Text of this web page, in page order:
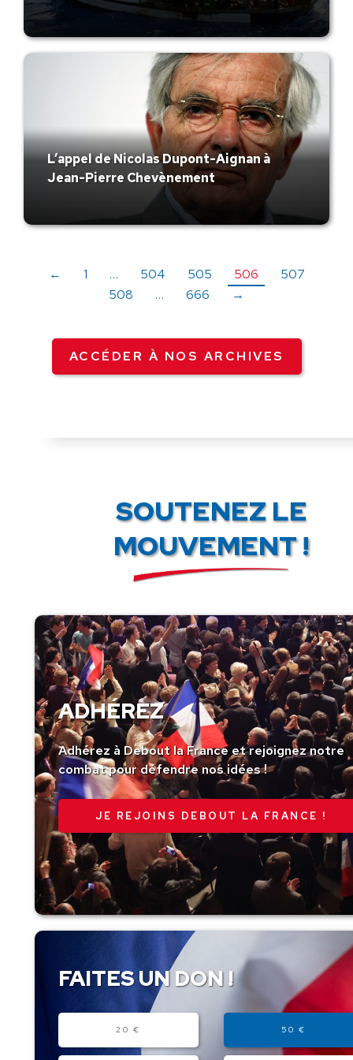
L’appel de Nicolas Dupont-Aignan à
Jean-Pierre Chevènement
← 1 … 504 505 506
507
508
… 666 →
ACCÉDER À NOS ARCHIVES
SOUTENEZ LE
MOUVEMENT !
ADHÉREZ
Adhérez à Debout la France et rejoignez notre
combat pour défendre nos idées !
JE REJOINS DEBOUT LA FRANCE !
FAITES UN DON !
20 € 50 €